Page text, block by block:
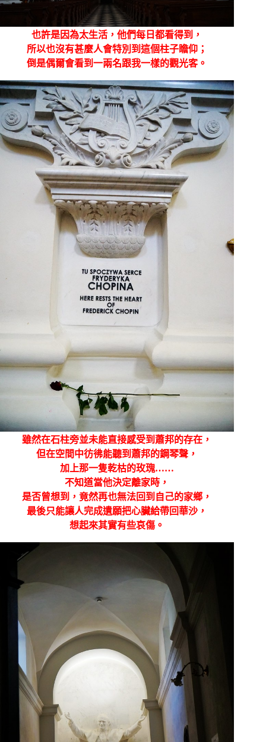
也許是因為太生活，他們每日都看得到，
所以也沒有甚麼人會特別到這個柱子瞻仰；
倒是偶爾會看到一兩名跟我一樣的觀光客。
雖然在石柱旁並未能直接感受到蕭邦的存在，
但在空間中彷彿能聽到蕭邦的鋼琴聲，
加上那一隻乾枯的玫瑰……
不知道當他決定離家時，
是否曾想到，竟然再也無法回到自己的家鄉，
最後只能讓人完成遺願把心臟給帶回華沙，
想起來其實有些哀傷。